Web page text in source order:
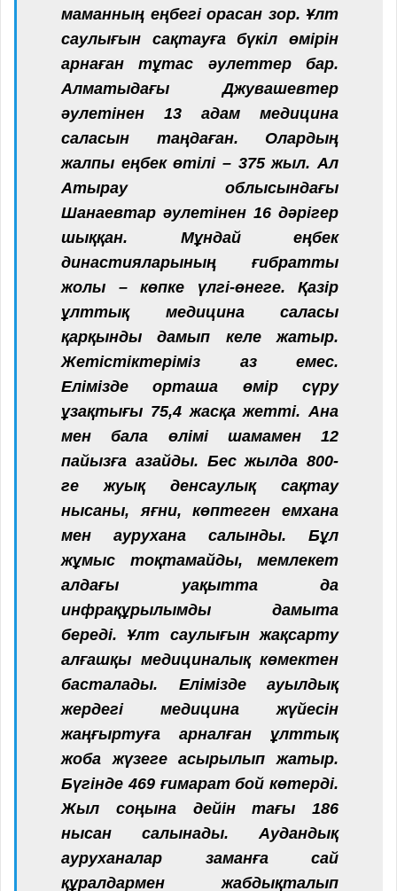
маманның еңбегі орасан зор. Ұлт
саулығын сақтауға бүкіл өмірін
арнаған тұтас әулеттер бар.
Алматыдағы Джувашевтер
әулетінен 13 адам медицина
саласын таңдаған. Олардың
жалпы еңбек өтілі – 375 жыл. Ал
Атырау облысындағы
Шанаевтар әулетінен 16 дәрігер
шыққан. Мұндай еңбек
династияларының ғибратты
жолы – көпке үлгі-өнеге. Қазір
ұлттық медицина саласы
қарқынды дамып келе жатыр.
Жетістіктеріміз аз емес.
Елімізде орташа өмір сүру
ұзақтығы 75,4 жасқа жетті. Ана
мен бала өлімі шамамен 12
пайызға азайды. Бес жылда 800-
ге жуық денсаулық сақтау
нысаны, яғни, көптеген емхана
мен аурухана салынды. Бұл
жұмыс тоқтамайды, мемлекет
алдағы уақытта да
инфрақұрылымды дамыта
береді. Ұлт саулығын жақсарту
алғашқы медициналық көмектен
басталады. Елімізде ауылдық
жердегі медицина жүйесін
жаңғыртуға арналған ұлттық
жоба жүзеге асырылып жатыр.
Бүгінде 469 ғимарат бой көтерді.
Жыл соңына дейін тағы 186
нысан салынады. Аудандық
ауруханалар заманға сай
құралдармен жабдықталып